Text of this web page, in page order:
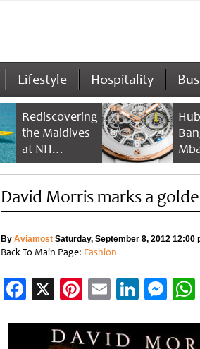
Lifestyle Hospitality
Rediscovering
the Maldives
at NH
Collection
Reethi Resort
David Morris marks a
By AviamostSaturday, September 8, 2012 12:00
Back To Main Page: Fashion
Facebook
X Pinterest
Email